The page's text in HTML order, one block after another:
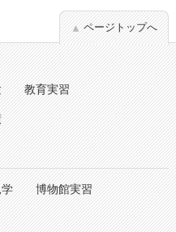
ページトップへ
教育実習
博物館実習